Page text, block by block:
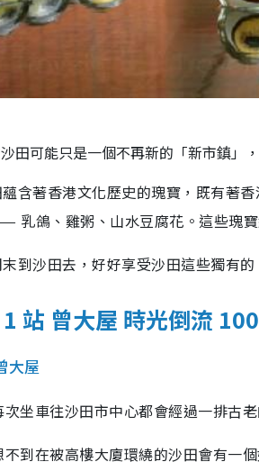
田可能只是一個不再新的「新市鎮
含著香港文化歷史的瑰寶，既有著
乳鴿、雞粥、山水豆腐花。這些瑰
到沙田去，好好享受沙田這些獨有的
站 曾大屋 時光倒流
大屋
坐車往沙田市中心都會經過一排古
不到在被高樓大廈環繞的沙田會有一